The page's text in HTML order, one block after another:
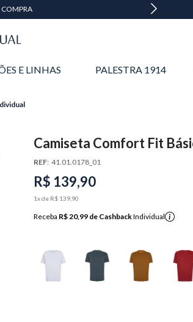
COMPRA
E LINHAS PALESTRA 1914
Camiseta Comfort Fit
Individual
REF: 41.01.0178_01
R$ 139,90
1x de R$ 139 90
Receba R$ 20,99 de CashbackIndividual